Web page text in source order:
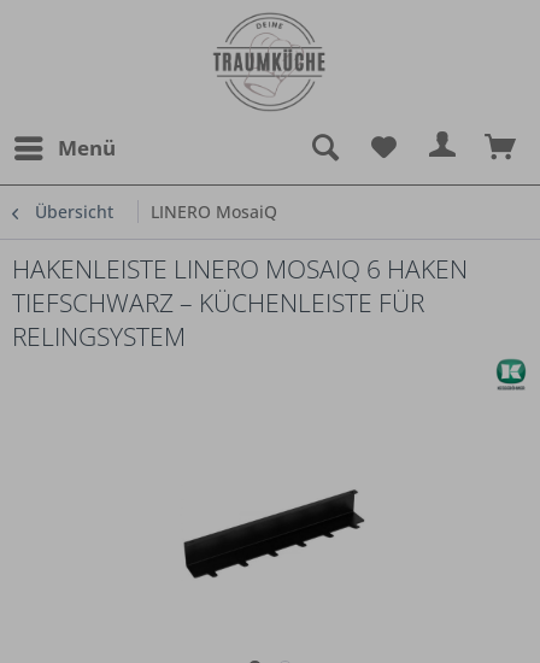
Menü
Übersicht LINERO MosaiQ
HAKENLEISTE LINERO MOSAIQ 6 HAKEN
TIEFSCHWARZ – KÜCHENLEISTE FÜR
RELINGSYSTEM